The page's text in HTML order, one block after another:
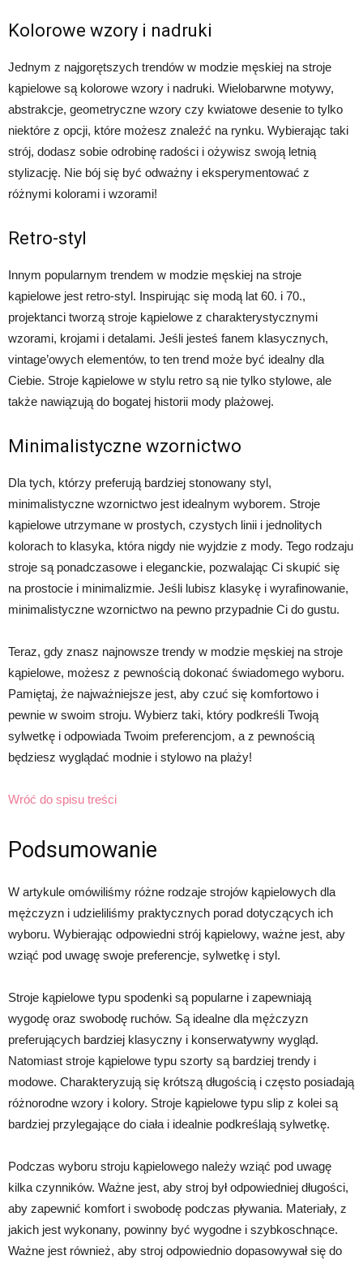
Kolorowe wzory i nadruki
Jednym z najgorętszych trendów w modzie męskiej na stroje
kąpielowe są kolorowe wzory i nadruki. Wielobarwne motywy,
abstrakcje, geometryczne wzory czy kwiatowe desenie to tylko
niektóre z opcji, które możesz znaleźć na rynku. Wybierając taki
strój, dodasz sobie odrobinę radości i ożywisz swoją letnią
stylizację. Nie bój się być odważny i eksperymentować z
różnymi kolorami i wzorami!
Retro-styl
Innym popularnym trendem w modzie męskiej na stroje
kąpielowe jest retro-styl. Inspirując się modą lat 60. i 70.,
projektanci tworzą stroje kąpielowe z charakterystycznymi
wzorami, krojami i detalami. Jeśli jesteś fanem klasycznych,
vintage’owych elementów, to ten trend może być idealny dla
Ciebie. Stroje kąpielowe w stylu retro są nie tylko stylowe, ale
także nawiązują do bogatej historii mody plażowej.
Minimalistyczne wzornictwo
Dla tych, którzy preferują bardziej stonowany styl,
minimalistyczne wzornictwo jest idealnym wyborem. Stroje
kąpielowe utrzymane w prostych, czystych linii i jednolitych
kolorach to klasyka, która nigdy nie wyjdzie z mody. Tego rodzaju
stroje są ponadczasowe i eleganckie, pozwalając Ci skupić się
na prostocie i minimalizmie. Jeśli lubisz klasykę i wyrafinowanie,
minimalistyczne wzornictwo na pewno przypadnie Ci do gustu.
Teraz, gdy znasz najnowsze trendy w modzie męskiej na stroje
kąpielowe, możesz z pewnością dokonać świadomego wyboru.
Pamiętaj, że najważniejsze jest, aby czuć się komfortowo i
pewnie w swoim stroju. Wybierz taki, który podkreśli Twoją
sylwetkę i odpowiada Twoim preferencjom, a z pewnością
będziesz wyglądać modnie i stylowo na plaży!
Wróć do spisu treści
Podsumowanie
W artykule omówiliśmy różne rodzaje strojów kąpielowych dla
mężczyzn i udzieliliśmy praktycznych porad dotyczących ich
wyboru. Wybierając odpowiedni strój kąpielowy, ważne jest, aby
wziąć pod uwagę swoje preferencje, sylwetkę i styl.
Stroje kąpielowe typu spodenki są popularne i zapewniają
wygodę oraz swobodę ruchów. Są idealne dla mężczyzn
preferujących bardziej klasyczny i konserwatywny wygląd.
Natomiast stroje kąpielowe typu szorty są bardziej trendy i
modowe. Charakteryzują się krótszą długością i często posiadają
różnorodne wzory i kolory. Stroje kąpielowe typu slip z kolei są
bardziej przylegające do ciała i idealnie podkreślają sylwetkę.
Podczas wyboru stroju kąpielowego należy wziąć pod uwagę
kilka czynników. Ważne jest, aby stroj był odpowiedniej długości,
aby zapewnić komfort i swobodę podczas pływania. Materiały, z
jakich jest wykonany, powinny być wygodne i szybkoschnące.
Ważne jest również, aby stroj odpowiednio dopasowywał się do